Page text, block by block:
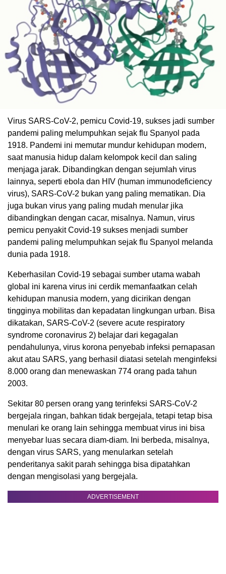
Virus SARS-CoV-2, pemicu Covid-19, sukses jadi sumber
pandemi paling melumpuhkan sejak flu Spanyol pada
1918. Pandemi ini memutar mundur kehidupan modern,
saat manusia hidup dalam kelompok kecil dan saling
menjaga jarak. Dibandingkan dengan sejumlah virus
lainnya, seperti ebola dan HIV (human immunodeficiency
virus), SARS-CoV-2 bukan yang paling mematikan. Dia
juga bukan virus yang paling mudah menular jika
dibandingkan dengan cacar, misalnya. Namun, virus
pemicu penyakit Covid-19 sukses menjadi sumber
pandemi paling melumpuhkan sejak flu Spanyol melanda
dunia pada 1918.
Keberhasilan Covid-19 sebagai sumber utama wabah
global ini karena virus ini cerdik memanfaatkan celah
kehidupan manusia modern, yang dicirikan dengan
tingginya mobilitas dan kepadatan lingkungan urban. Bisa
dikatakan, SARS-CoV-2 (severe acute respiratory
syndrome coronavirus 2) belajar dari kegagalan
pendahulunya, virus korona penyebab infeksi pernapasan
akut atau SARS, yang berhasil diatasi setelah menginfeksi
8.000 orang dan menewaskan 774 orang pada tahun
2003.
Sekitar 80 persen orang yang terinfeksi SARS-CoV-2
bergejala ringan, bahkan tidak bergejala, tetapi tetap bisa
menulari ke orang lain sehingga membuat virus ini bisa
menyebar luas secara diam-diam. Ini berbeda, misalnya,
dengan virus SARS, yang menularkan setelah
penderitanya sakit parah sehingga bisa dipatahkan
dengan mengisolasi yang bergejala.
ADVERTISEMENT